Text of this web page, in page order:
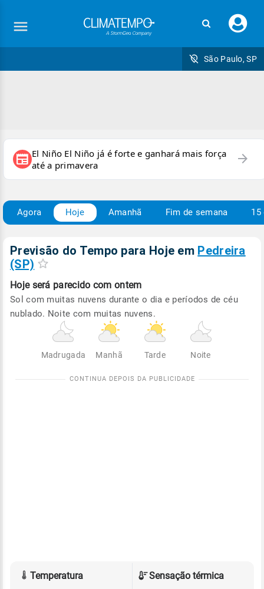
seu
São Paulo, SP
newspaper El Niño El Niño já é forte e ganhará mais força
até a primavera
arrow_forward
Agora Hoje Amanhã Fim de semana 15
Previsão do Tempo para Hoje em Pedreira
(SP)
Hoje será parecido com ontem
Sol com muitas nuvens durante o dia e períodos de céu
nublado. Noite com muitas nuvens.
Madrugada Manhã Tarde Noite
Temperatura
Sensação térmica